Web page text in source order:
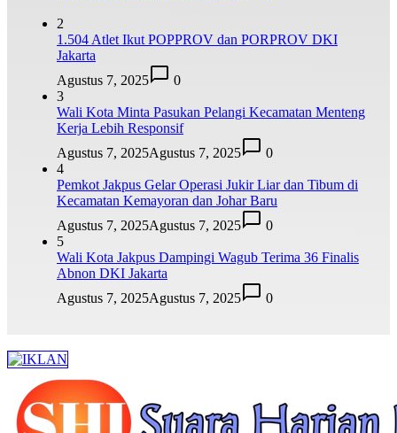
2
1.504 Atlet Ikut POPPROV dan PORPROV DKI
Jakarta
Agustus 7, 2025
0
3
Wali Kota Minta Pasukan Pelangi Kecamatan Menteng
Kerja Lebih Responsif
Agustus 7, 2025Agustus 7, 2025
0
4
Pemkot Jakpus Gelar Operasi Jukir Liar dan Tibum di
Kecamatan Kemayoran dan Johar Baru
Agustus 7, 2025Agustus 7, 2025
0
5
Wali Kota Jakpus Dampingi Wagub Terima 36 Finalis
Abnon DKI Jakarta
Agustus 7, 2025Agustus 7, 2025 0